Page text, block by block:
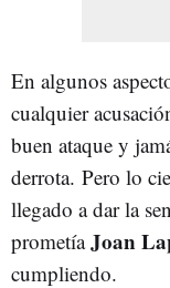
En algunos
cualquier
buen ataque y
derrota. Pero lo
llegado a dar la
prometíaJoan
cumpliendo.